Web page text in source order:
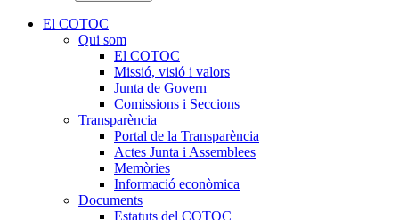
El COTOC
Qui som
El COTOC
Missió, visió i valors
Junta de Govern
Comissions i Seccions
Transparència
Portal de la Transparència
Actes Junta i Assemblees
Memòries
Informació econòmica
Documents
Estatuts del COTOC